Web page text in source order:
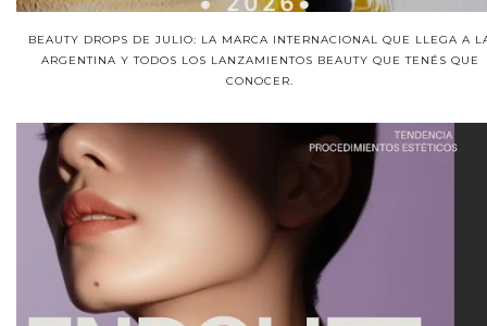
BEAUTY DROPS DE JULIO: LA MARCA INTERNACIONAL QUE LLEGA A
ARGENTINA Y TODOS LOS LANZAMIENTOS BEAUTY QUE TENÉS QUE
CONOCER.